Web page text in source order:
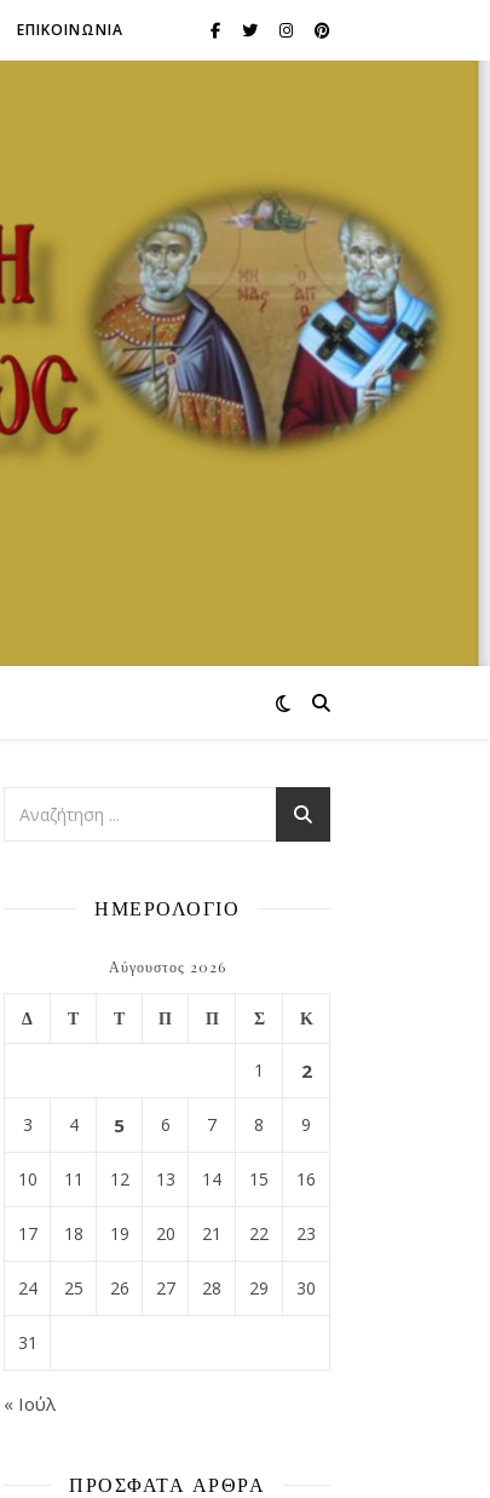
ΕΠΙΚΟΙΝΩΝΙΑ
ΗΜΕΡΟΛΟΓΙΟ
Αύγουστος 2026
Δ Τ Τ Π Π Σ Κ
1 2
3 4 5 6 7 8 9
10 11 12 13 14 15 16
17 18 19 20 21 22 23
24 25 26 27 28 29 30
31
« Ιούλ
ΠΡΌΣΦΑΤΑ ΆΡΘΡΑ